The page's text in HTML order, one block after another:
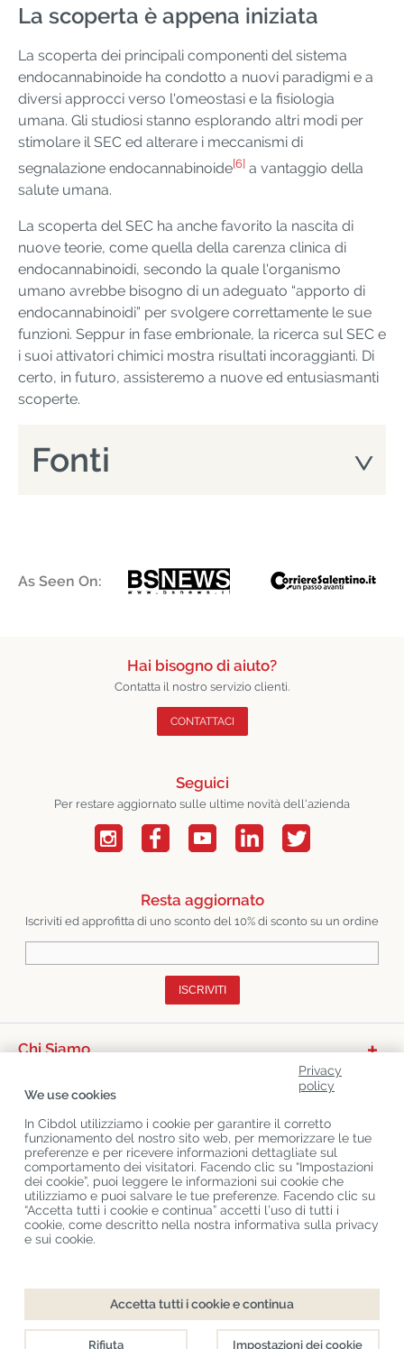
La scoperta è appena iniziata
La scoperta dei principali componenti del sistema
endocannabinoide ha condotto a nuovi paradigmi e a
diversi approcci verso l'omeostasi e la fisiologia
umana. Gli studiosi stanno esplorando altri modi per
stimolare il SEC ed alterare i meccanismi di
segnalazione endocannabinoide[6] a vantaggio della
salute umana.
La scoperta del SEC ha anche favorito la nascita di
nuove teorie, come quella della carenza clinica di
endocannabinoidi, secondo la quale l'organismo
umano avrebbe bisogno di un adeguato “apporto di
endocannabinoidi” per svolgere correttamente le sue
funzioni. Seppur in fase embrionale, la ricerca sul SEC e
i suoi attivatori chimici mostra risultati incoraggianti. Di
certo, in futuro, assisteremo a nuove ed entusiasmanti
scoperte.
Fonti
As Seen On:
Hai bisogno di aiuto?
Contatta il nostro servizio clienti.
CONTATTACI
Seguici
Per restare aggiornato sulle ultime novità dell'azienda
Resta aggiornato
Iscriviti ed approfitta di uno sconto del 10% di sconto su un ordine
ISCRIVITI
Chi Siamo
Ultimo CBD Blogs
Privacy
policy
We use cookies
In Cibdol utilizziamo i cookie per garantire il corretto
funzionamento del nostro sito web, per memorizzare le tue
preferenze e per ricevere informazioni dettagliate sul
comportamento dei visitatori. Facendo clic su “Impostazioni
dei cookie”, puoi leggere le informazioni sui cookie che
utilizziamo e puoi salvare le tue preferenze. Facendo clic su
“Accetta tutti i cookie e continua” accetti l’uso di tutti i
cookie, come descritto nella nostra informativa sulla privacy
e sui cookie.
Accetta tutti i cookie e continua
Rifiuta Impostazioni dei cookie
Copyright© Cibdol Last updated 08-08-2026
Cibdol bv, Handelsweg 1a, 5492NL Sint-Oedenrode, the Netherlands
KvK: 76495035 VAT: NL860644923B01